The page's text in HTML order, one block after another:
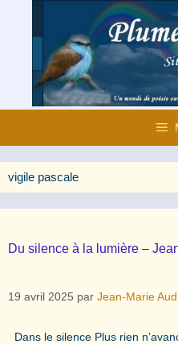
contenu
vigile pascale
Du silence à la lumière –
19 avril 2025 par Jean-Marie
Dans le silence Plus rien